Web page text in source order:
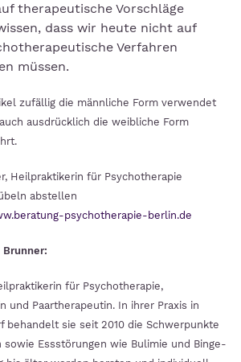
therapeutische Vorschläge
dass wir heute nicht auf
Verfahren
müssen.
zufällig die männliche Form verwendet
ausdrücklich die weibliche Form
Heilpraktikerin für Psychotherapie
abstellen
psychotherapie-berlin.de
für Psychotherapie,
und Paartherapeutin. In ihrer Praxis in
behandelt sie seit 2010 die Schwerpunkte
Essstörungen wie Bulimie und Binge-